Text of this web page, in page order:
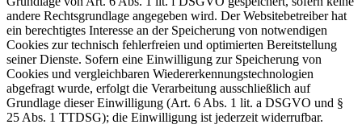
andere Rechtsgrundlage angegeben wird. Der Websitebetreiber hat
ein berechtigtes Interesse an der Speicherung von notwendigen
Cookies zur technisch fehlerfreien und optimierten Bereitstellung
seiner Dienste. Sofern eine Einwilligung zur Speicherung von
Cookies und vergleichbaren Wiedererkennungstechnologien
abgefragt wurde, erfolgt die Verarbeitung ausschließlich auf
Grundlage dieser Einwilligung (Art. 6 Abs. 1 lit. a DSGVO und §
25 Abs. 1 TTDSG); die Einwilligung ist jederzeit widerrufbar.